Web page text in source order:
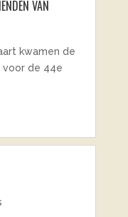
VAN
kwamen de
voor de 44e